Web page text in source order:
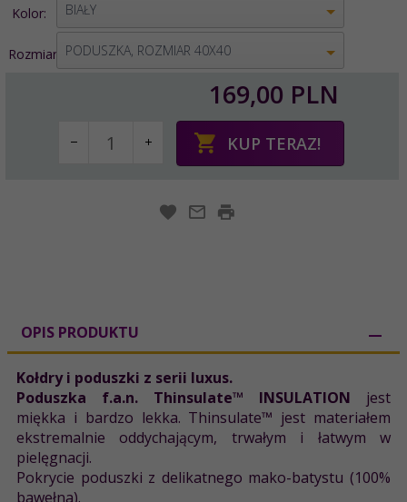
Kolor: BIAŁY
Rozmiar: PODUSZKA, ROZMIAR 40X40
169,00 PLN
KUP TERAZ!
OPIS PRODUKTU
Kołdry i poduszki z serii luxus.
Poduszka f.a.n. Thinsulate™ INSULATION jest
miękka i bardzo lekka. Thinsulate™ jest materiałem
ekstremalnie oddychającym, trwałym i łatwym w
pielęgnacji.
Pokrycie poduszki z delikatnego mako-batystu (100%
bawełna).